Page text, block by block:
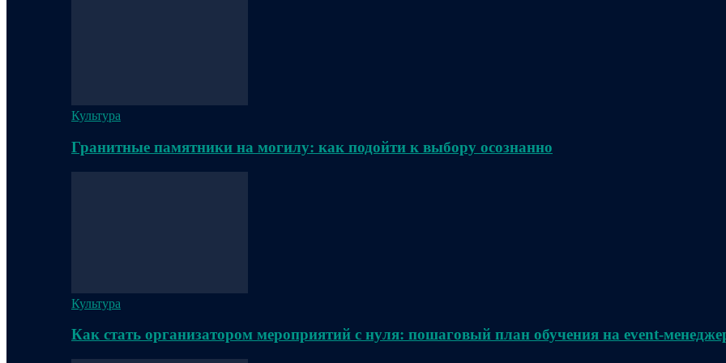
Культура
Гранитные памятники на могилу: как подойти к выбору осознанно
Культура
Как стать организатором мероприятий с нуля: пошаговый план обучения на event-